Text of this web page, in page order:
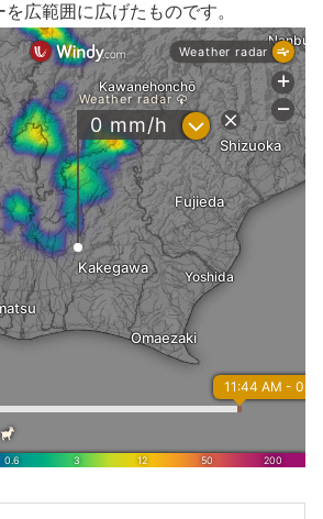
広範囲に広げたものです。